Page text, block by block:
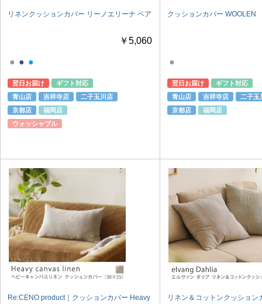
リネンクッションカバー リーノエリーナ ベア
￥5,060
● ● ●
翌日お届け
ギフト対応
青山店
吉祥寺店
二子玉川店
京都店
福岡店
ウォッシャブル
クッションカバー WOOLEN
●
翌日お届け
ギフト対応
青山店
吉祥寺店
二子玉
京都店
福岡店
Re:CENO product｜クッションカバー Heavy
リネン＆コットンクッション